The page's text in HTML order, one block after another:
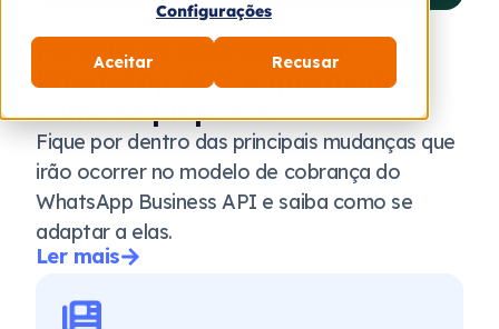
Configurações
Aceitar Recusar
4 de agosto de 2026
Modelo de cobrança do
WhatsApp API: o que muda e
como se preparar?
Fique por dentro das principais mudanças que
irão ocorrer no modelo de cobrança do
WhatsApp Business API e saiba como se
adaptar a elas.
Ler mais